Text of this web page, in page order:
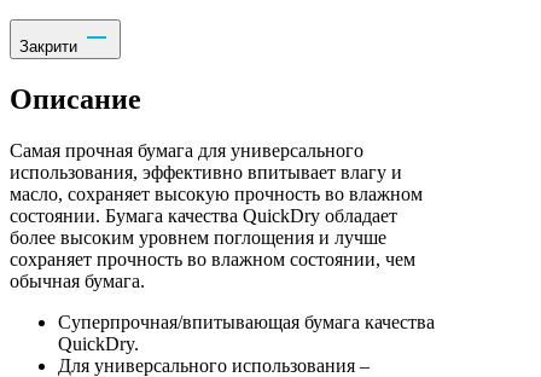
Закрити
Описание
Самая прочная бумага для универсального
использования, эффективно впитывает влагу и
масло, сохраняет высокую прочность во влажном
состоянии. Бумага качества QuickDry обладает
более высоким уровнем поглощения и лучше
сохраняет прочность во влажном состоянии, чем
обычная бумага.
Суперпрочная/впитывающая бумага качества
QuickDry.
Для универсального использования –